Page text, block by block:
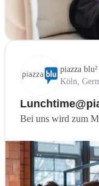
piazza
Köln,
Bei uns wird zum